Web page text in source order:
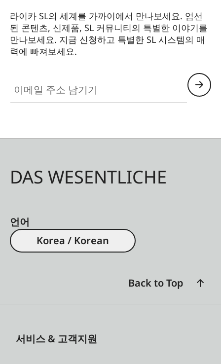
라이카 SL의 세계를 가까이에서 만나보세요. 엄선
된 콘텐츠, 신제품, SL 커뮤니티의 특별한 이야기를
만나보세요. 지금 신청하고 특별한 SL 시스템의 매
력에 빠져보세요.
DAS WESENTLICHE
언어
Korea / Korean
Back to Top
서비스 & 고객지원